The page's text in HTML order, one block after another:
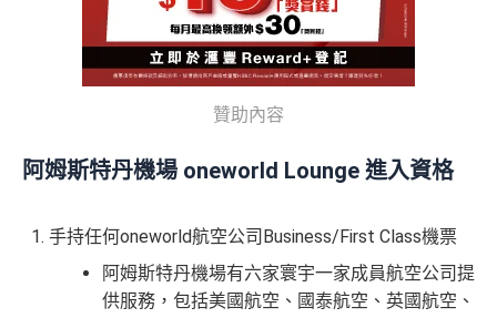
贊助內容
阿姆斯特丹機場 oneworld Lounge 進入資格
手持任何oneworld航空公司Business/First Class機票
阿姆斯特丹機場有六家寰宇一家成員航空公司提
供服務，包括美國航空、國泰航空、英國航空、